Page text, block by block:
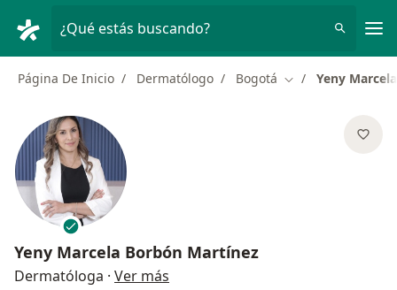
¿Qué estás buscando?
Página De Inicio Dermatólogo Bogotá Cambiar de ciudad
Yeny
Yeny Marcela Borbón Martínez
Dermatóloga · Ver más